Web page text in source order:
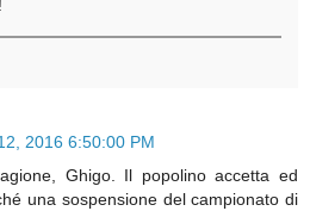
2016 6:50:00 PM
Ghigo. Il popolino accetta ed
una sospensione del campionato di